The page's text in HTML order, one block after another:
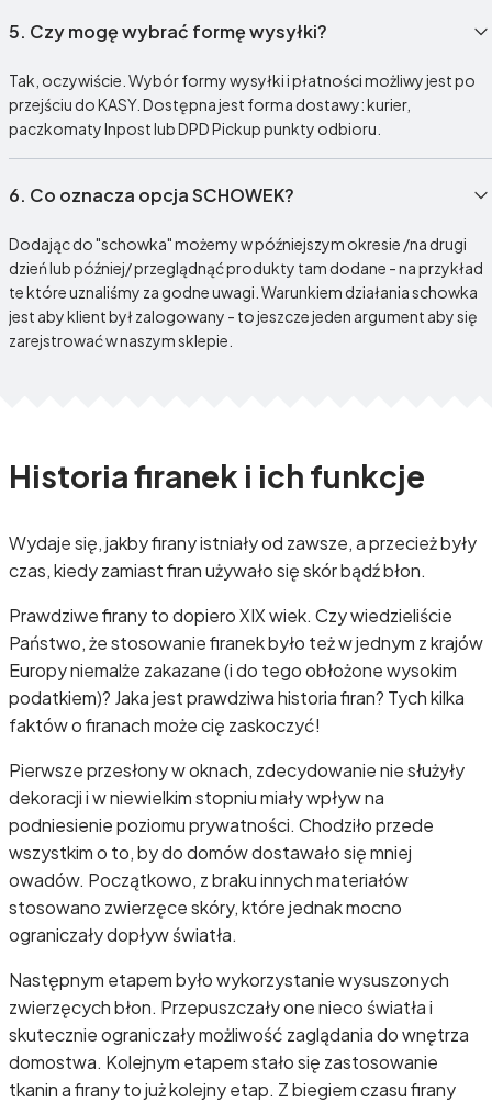
5. Czy mogę wybrać formę wysyłki?
Tak, oczywiście. Wybór formy wysyłki i płatności możliwy jest po
przejściu do KASY. Dostępna jest forma dostawy: kurier,
paczkomaty Inpost lub DPD Pickup punkty odbioru.
6. Co oznacza opcja SCHOWEK?
Dodając do "schowka" możemy w późniejszym okresie /na drugi
dzień lub później/ przeglądnąć produkty tam dodane - na przykład
te które uznaliśmy za godne uwagi. Warunkiem działania schowka
jest aby klient był zalogowany - to jeszcze jeden argument aby się
zarejstrować w naszym sklepie.
Historia firanek i ich funkcje
Wydaje się, jakby firany istniały od zawsze, a przecież były
czas, kiedy zamiast firan używało się skór bądź błon.
Prawdziwe firany to dopiero XIX wiek. Czy wiedzieliście
Państwo, że stosowanie firanek było też w jednym z krajów
Europy niemalże zakazane (i do tego obłożone wysokim
podatkiem)? Jaka jest prawdziwa historia firan? Tych kilka
faktów o firanach może cię zaskoczyć!
Pierwsze przesłony w oknach, zdecydowanie nie służyły
dekoracji i w niewielkim stopniu miały wpływ na
podniesienie poziomu prywatności. Chodziło przede
wszystkim o to, by do domów dostawało się mniej
owadów. Początkowo, z braku innych materiałów
stosowano zwierzęce skóry, które jednak mocno
ograniczały dopływ światła.
Następnym etapem było wykorzystanie wysuszonych
zwierzęcych błon. Przepuszczały one nieco światła i
skutecznie ograniczały możliwość zaglądania do wnętrza
domostwa. Kolejnym etapem stało się zastosowanie
tkanin a firany to już kolejny etap. Z biegiem czasu firany